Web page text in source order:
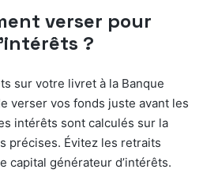
verser pour
?
sur votre livret à la Banque
verser vos fonds juste avant les
intérêts sont calculés sur la
précises. Évitez les retraits
capital générateur d’intérêts.